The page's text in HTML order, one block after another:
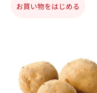
お買い物をはじめる